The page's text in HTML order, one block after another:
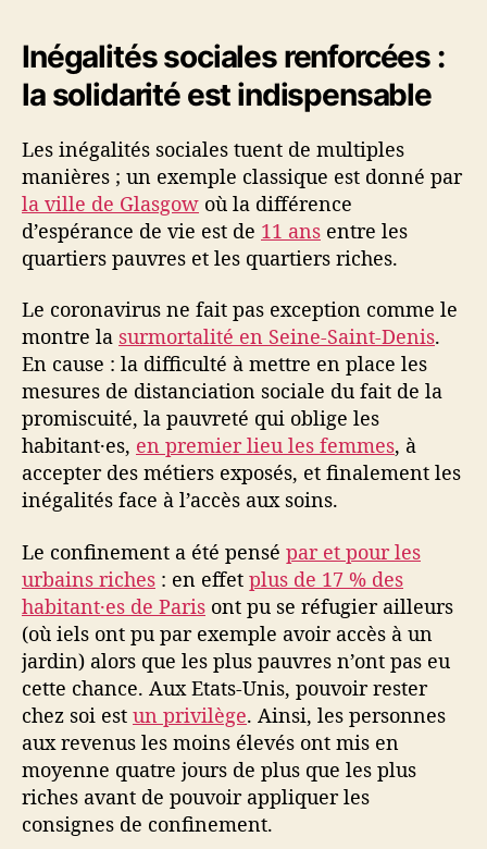
é
s
n
t
é
e
n
a
l
e
e
t
m
a
s
q
e
s
Inégalités sociales renforcées :
la solidarité est indispensable
Les inégalités sociales tuent de multiples
manières ; un exemple classique est donné par
la ville de Glasgow où la différence
d’espérance de vie est de 11 ans entre les
quartiers pauvres et les quartiers riches.
Le coronavirus ne fait pas exception comme le
montre la surmortalité en Seine-Saint-Denis.
En cause : la difficulté à mettre en place les
mesures de distanciation sociale du fait de la
promiscuité, la pauvreté qui oblige les
habitant·es, en premier lieu les femmes, à
accepter des métiers exposés, et finalement les
inégalités face à l’accès aux soins.
Le confinement a été pensé par et pour les
urbains riches : en effet plus de 17 % des
habitant·es de Paris ont pu se réfugier ailleurs
(où iels ont pu par exemple avoir accès à un
jardin) alors que les plus pauvres n’ont pas eu
cette chance. Aux Etats-Unis, pouvoir rester
chez soi est un privilège. Ainsi, les personnes
aux revenus les moins élevés ont mis en
moyenne quatre jours de plus que les plus
riches avant de pouvoir appliquer les
consignes de confinement.